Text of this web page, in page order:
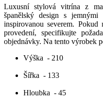
Luxusní stylová vitrína z
španělský design s
inspirovanou severem.
provedení, specifikujte
objednávky. Na tento výrobek
Výška - 210
Šířka - 133
Hloubka - 45